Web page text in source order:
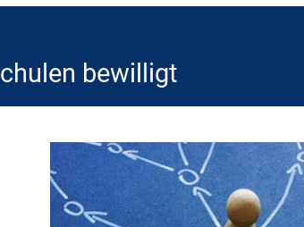
bewilligt
bewilligt